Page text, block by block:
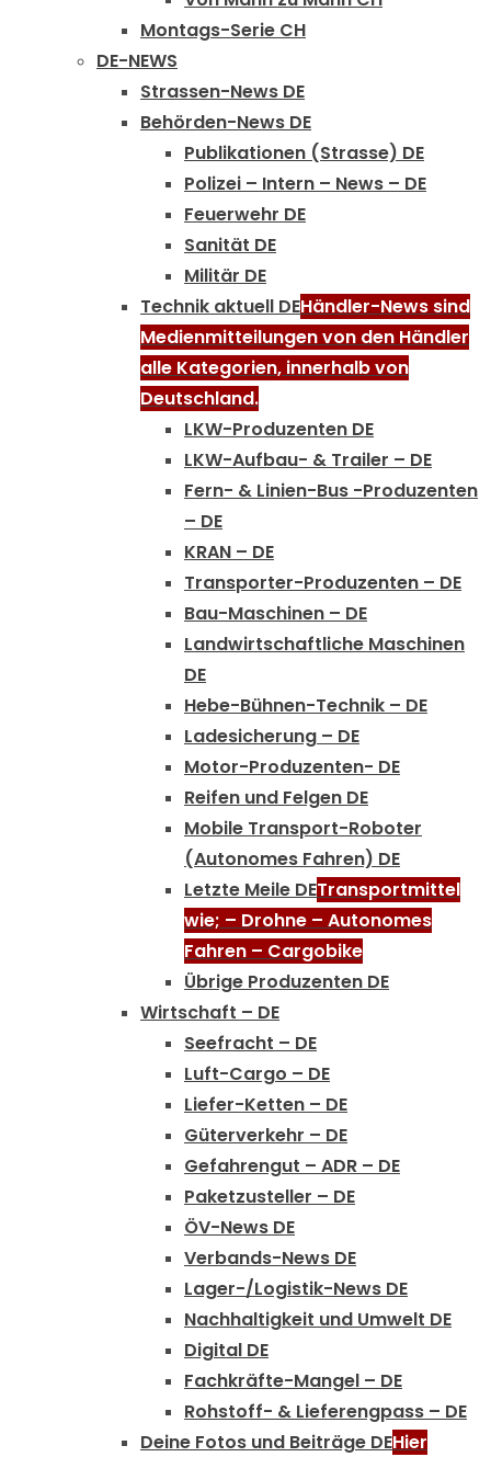
Montags-Serie CH
DE-NEWS
Strassen-News DE
Behörden-News DE
Publikationen (Strasse) DE
Polizei – Intern – News – DE
Feuerwehr DE
Sanität DE
Militär DE
Technik aktuell DEHändler-News sind
Medienmitteilungen von den Händler
alle Kategorien, innerhalb von
Deutschland.
LKW-Produzenten DE
LKW-Aufbau- & Trailer – DE
Fern- & Linien-Bus -Produzenten
– DE
KRAN – DE
Transporter-Produzenten – DE
Bau-Maschinen – DE
Landwirtschaftliche Maschinen
DE
Hebe-Bühnen-Technik – DE
Ladesicherung – DE
Motor-Produzenten- DE
Reifen und Felgen DE
Mobile Transport-Roboter
(Autonomes Fahren) DE
Letzte Meile DETransportmittel
wie; – Drohne – Autonomes
Fahren – Cargobike
Übrige Produzenten DE
Wirtschaft – DE
Seefracht – DE
Luft-Cargo – DE
Liefer-Ketten – DE
Güterverkehr – DE
Gefahrengut – ADR – DE
Paketzusteller – DE
ÖV-News DE
Verbands-News DE
Lager-/Logistik-News DE
Nachhaltigkeit und Umwelt DE
Digital DE
Fachkräfte-Mangel – DE
Rohstoff- & Lieferengpass – DE
Deine Fotos und Beiträge DEHier